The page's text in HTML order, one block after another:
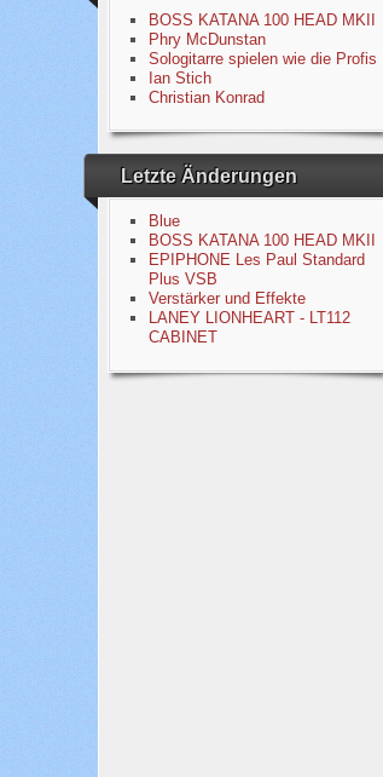
BOSS KATANA 100 HEAD MKII
Phry McDunstan
Sologitarre spielen wie die Profis
Ian Stich
Christian Konrad
Letzte Änderungen
Blue
BOSS KATANA 100 HEAD MKII
EPIPHONE Les Paul Standard
Plus VSB
Verstärker und Effekte
LANEY LIONHEART - LT112
CABINET